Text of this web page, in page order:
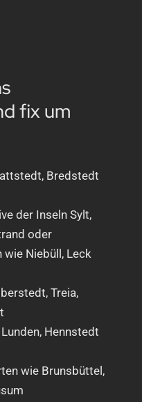
fix um
Bredstedt
der Inseln Sylt,
oder
Niebüll, Leck
Treia,
Hennstedt
wie Brunsbüttel,